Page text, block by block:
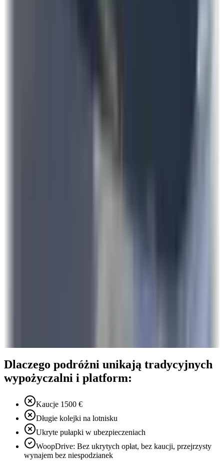
Dlaczego podróżni unikają tradycyjnych
wypożyczalni i platform:
Kaucje 1500 €
Długie kolejki na lotnisku
Ukryte pułapki w ubezpieczeniach
WoopDrive: Bez ukrytych opłat, bez kaucji, przejrzysty
wynajem bez niespodzianek